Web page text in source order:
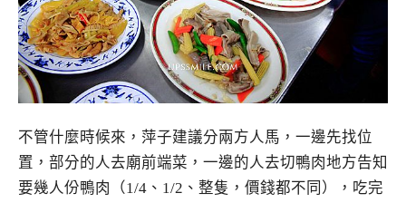
不管什麼時候來，萍子建議分兩方人馬，一邊先找位
置，部分的人去廟前端菜，一邊的人去切鴨肉地方告知
要幾人份鴨肉（1/4、1/2、整隻，價錢都不同），吃完